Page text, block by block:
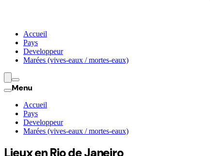
Accueil
Pays
Developpeur
Marées (vives-eaux / mortes-eaux)
Menu
Accueil
Pays
Developpeur
Marées (vives-eaux / mortes-eaux)
Lieux en Rio de Janeiro